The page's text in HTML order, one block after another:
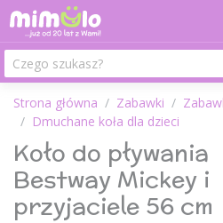
Strona główna Zabawki
Dmuchane koła dla dzieci
Koło do pływania
Bestway Mickey i
przyjaciele 56 cm